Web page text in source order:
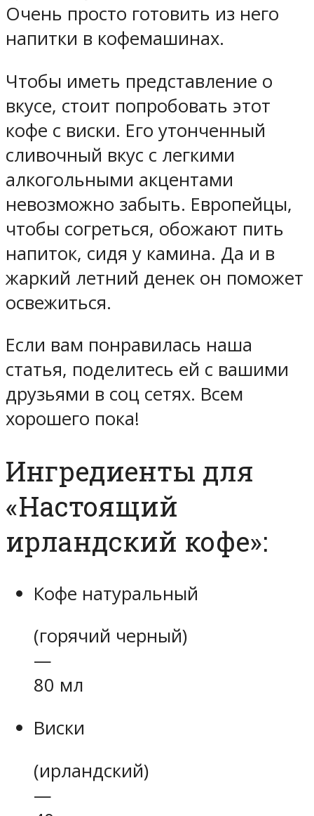
Очень просто готовить из него
напитки в кофемашинах.
Чтобы иметь представление о
вкусе, стоит попробовать этот
кофе с виски. Его утонченный
сливочный вкус с легкими
алкогольными акцентами
невозможно забыть. Европейцы,
чтобы согреться, обожают пить
напиток, сидя у камина. Да и в
жаркий летний денек он поможет
освежиться.
Если вам понравилась наша
статья, поделитесь ей с вашими
друзьями в соц сетях. Всем
хорошего пока!
Ингредиенты для
«Настоящий
ирландский кофе»:
Кофе натуральный
(горячий черный)
—
80 мл
Виски
(ирландский)
—